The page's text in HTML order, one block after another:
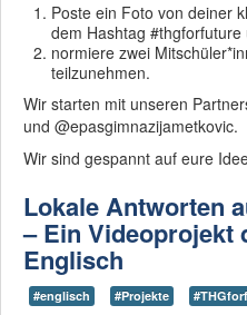
Poste ein Foto von deiner
dem Hashtag #thgforfuture
normiere zwei
teilzunehmen.
Wir starten mit unseren
und @epasgimnazijametkovic.
Wir sind gespannt auf eure
Lokale Antworten
– Ein Videoprojekt
Englisch
#englisch #Projekte